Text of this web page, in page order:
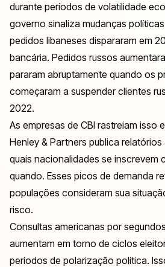
durante períodos de volatilidade
governo sinaliza mudanças
pedidos libaneses dispararam em
bancária. Pedidos russos
pararam abruptamente quando os
começaram a suspender clientes
2022.
As empresas de CBI rastreiam isso
Henley & Partners publica
quais nacionalidades se inscrevem
quando. Esses picos de demanda
populações consideram sua
risco.
Consultas americanas por
aumentam em torno de ciclos
períodos de polarização política.